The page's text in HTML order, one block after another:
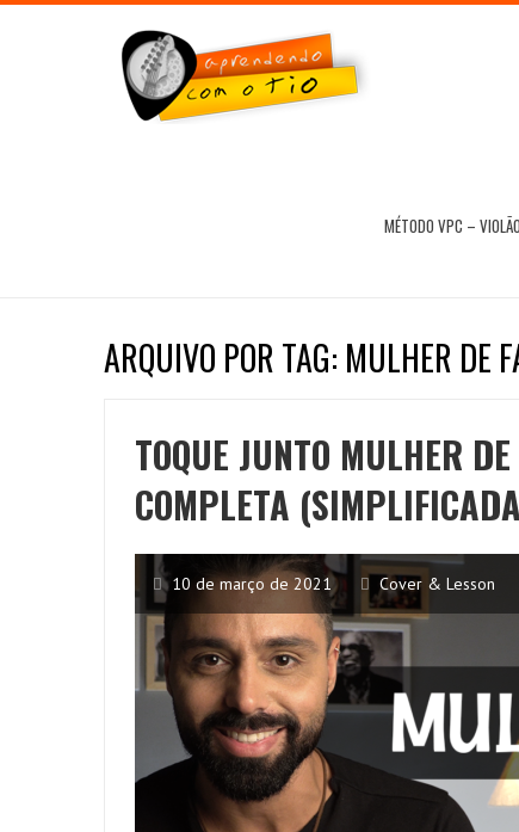
MÉTODO VPC –
ARQUIVO POR TAG: MULHER DE
TOQUE JUNTO MULHER
COMPLETA
10 de março de 2021 Cover & Lesson